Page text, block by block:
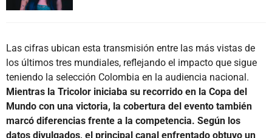
Las cifras ubican esta transmisión entre las más vistas de
los últimos tres mundiales, reflejando el impacto que sigue
teniendo la selección Colombia en la audiencia nacional.
Mientras la Tricolor iniciaba su recorrido en la Copa del
Mundo con una victoria, la cobertura del evento también
marcó diferencias frente a la competencia. Según los
datos divulgados, el principal canal enfrentado obtuvo un